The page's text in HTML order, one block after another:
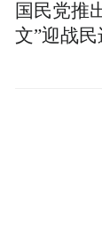
国民党推
文”迎战民